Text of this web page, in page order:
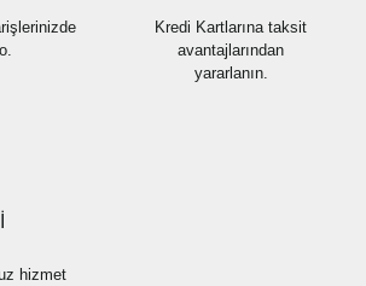
Kredi Kartlarına taksit
avantajlarından
yararlanın.
hizmet